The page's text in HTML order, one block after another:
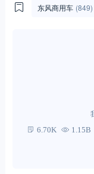
东风商用车 (849)
6.70K 1.15B